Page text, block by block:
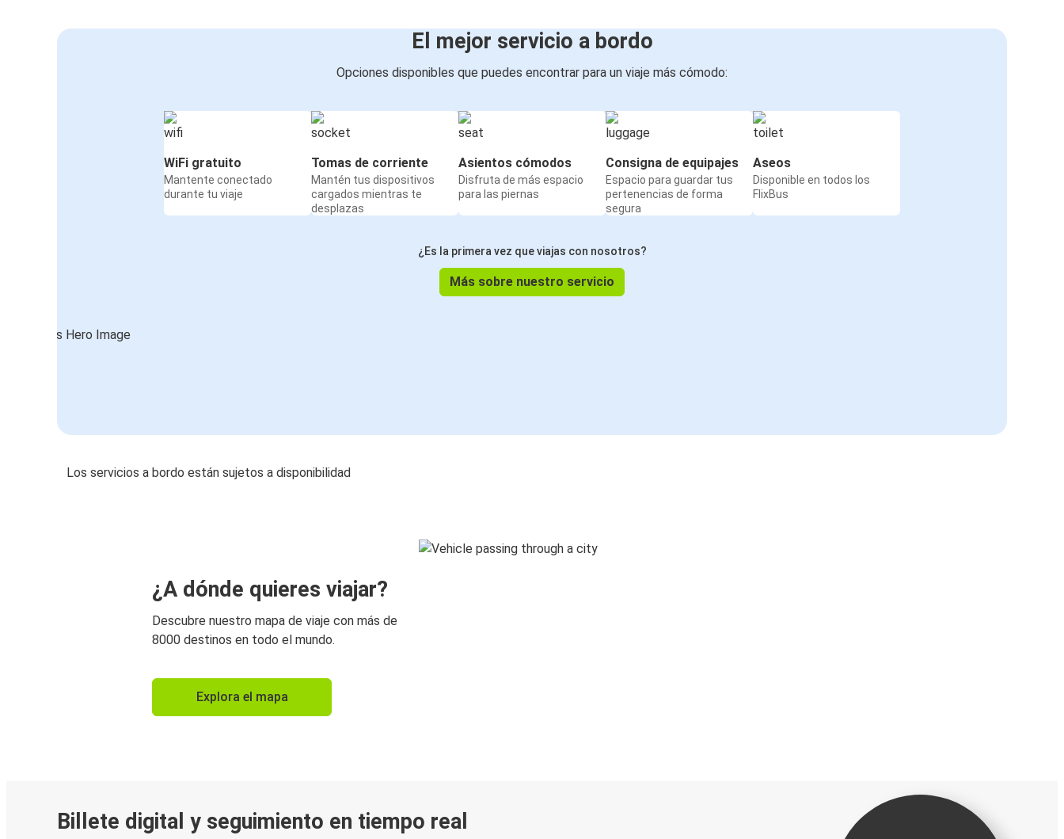
El mejor servicio a bordo
Opciones disponibles que puedes encontrar para un viaje más cómodo:
WiFi gratuito
Mantente conectado
durante tu viaje
Tomas de corriente
Mantén tus dispositivos
cargados mientras te
desplazas
Asientos cómodos
Disfruta de más espacio
para las piernas
Consigna de equipajes
Espacio para guardar tus
pertenencias de forma
segura
Aseos
Disponible en todos los
FlixBus
¿Es la primera vez que viajas con nosotros?
Más sobre nuestro servicio
Los servicios a bordo están sujetos a disponibilidad
¿A dónde quieres viajar?
Descubre nuestro mapa de viaje con más de
8000 destinos en todo el mundo.
Explora el mapa
Billete digital y seguimiento en tiempo real